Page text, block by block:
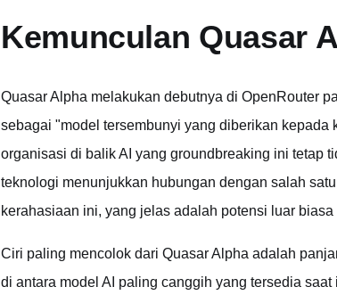
Kemunculan Quasar
Quasar Alpha melakukan debutnya di OpenRouter
sebagai "model tersembunyi yang diberikan
organisasi di balik AI yang groundbreaking ini tetap
teknologi menunjukkan hubungan dengan salah
kerahasiaan ini, yang jelas adalah potensi luar
Ciri paling mencolok dari Quasar Alpha adalah
di antara model AI paling canggih yang tersedia